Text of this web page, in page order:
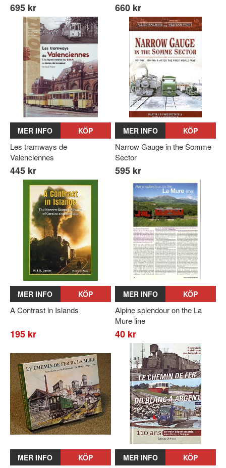
695 kr 660 kr
MER INFO KÖP
Les tramways de
Valenciennes
445 kr
MER INFO KÖP
Narrow Gauge in the Somme
Sector
595 kr
MER INFO KÖP
A Contrast in Islands
195 kr
MER INFO KÖP
Alpine splendour on the La
Mure line
40 kr
MER INFO KÖP MER INFO KÖP